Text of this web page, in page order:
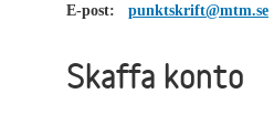
E-post:
punktskrift@mtm.se
Skaffa konto